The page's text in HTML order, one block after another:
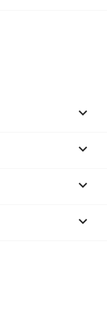



keyboard_arrow_down